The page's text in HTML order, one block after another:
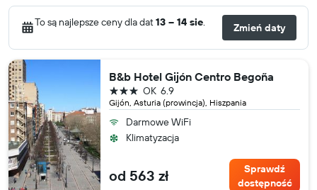
To są najlepsze ceny dla dat13 – 14 sie Zmień daty
B&b Hotel Gijón Centro Begoña
Gijón, Asturia (prowincja), Hiszpania
6.9
OK
3 gwiazdki
Darmowe WiFi
Klimatyzacja
od 563 zł
Sprawdź
dostępność